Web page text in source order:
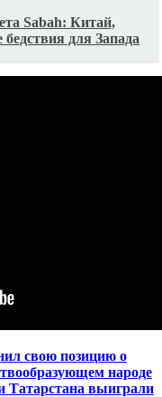
Sabah: Китай,
для Запада
свою позицию о
народе
Татарстана выиграли